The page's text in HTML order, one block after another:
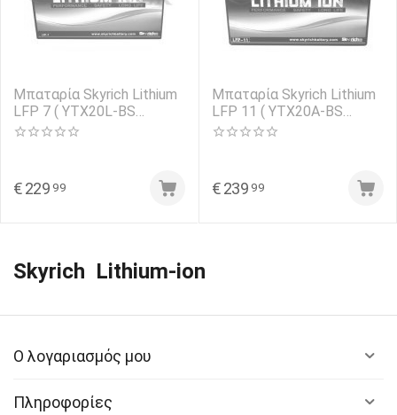
Skyrich Lithium-ion
Μπαταρία Skyrich Lithium
LFP 7 ( YTX20L-BS
YTX20-BS YTX18-BS
€229 99
Μπαταρία Skyrich Lithium
LFP 11 ( YTX20A-BS
YTX16-BS YB16B-A/A1 )
€239 99
Ο λογαριασμός μου
Πληροφορίες